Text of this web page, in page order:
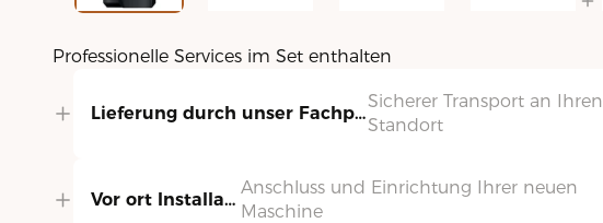
Professionelle Services im Set enthalten
Lieferung durch unser Fachpersonal
Sicherer Transport an Ihren
Standort
Vor ort Installation
Anschluss und Einrichtung Ihrer neuen
Maschine